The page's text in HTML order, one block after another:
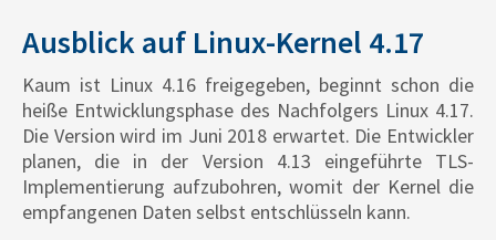
Ausblick auf Linux-Kernel 4.17
Kaum ist Linux 4.16 freigegeben, beginnt schon die
heiße Entwicklungsphase des Nachfolgers Linux 4.17.
Die Version wird im Juni 2018 erwartet. Die Entwickler
planen, die in der Version 4.13 eingeführte TLS-
Implementierung aufzubohren, womit der Kernel die
empfangenen Daten selbst entschlüsseln kann.